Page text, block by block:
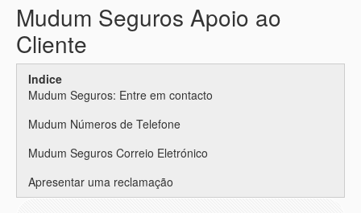
Mudum Seguros Apoio ao
Cliente
Indice
Mudum Seguros: Entre em contacto
Mudum Números de Telefone
Mudum Seguros Correio Eletrónico
Apresentar uma reclamação